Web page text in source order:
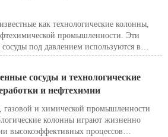
как технологические колонны,
промышленности. Эти
под давлением используются в
и разделения газов, жидкостей
в производстве топлива, химикатов и
из сырой нефти и природного
сосуды и технологические
и нефтехимии
газовой и химической промышленности
колонны играют жизненно
высокоэффективных процессов